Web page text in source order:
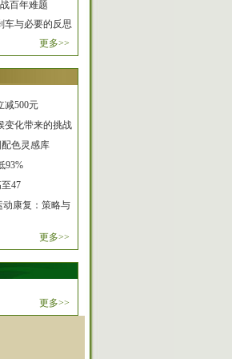
百年难题
车与必要的反思
更多>>
减500元
变化带来的挑战
色灵感库
93%
47
动康复：策略与
更多>>
更多>>